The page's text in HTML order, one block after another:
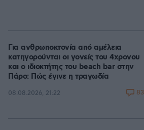
Για ανθρωποκτονία από αμέλεια
κατηγορούνται οι γονείς του 4χρονου
και ο ιδιοκτήτης του beach bar στην
Πάρο: Πώς έγινε η τραγωδία
08.08.2026, 21:22 83